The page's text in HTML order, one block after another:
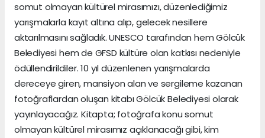
somut olmayan kültürel mirasımızı, düzenlediğimiz
yarışmalarla kayıt altına alıp, gelecek nesillere
aktarılmasını sağladık. UNESCO tarafından hem Gölcük
Belediyesi hem de GFSD kültüre olan katkısı nedeniyle
ödüllendirildiler. 10 yıl düzenlenen yarışmalarda
dereceye giren, mansiyon alan ve sergileme kazanan
fotoğraflardan oluşan kitabı Gölcük Belediyesi olarak
yayınlayacağız. Kitapta; fotoğrafa konu somut
olmayan kültürel mirasımız açıklanacağı gibi, kim